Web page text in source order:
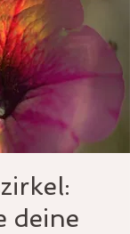
deine